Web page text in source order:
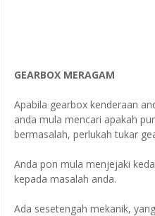
GEARBOX MERAGAM
Apabila gearbox kenderaan
anda mula mencari apakah
bermasalah, perlukah tukar
Anda pon mula menjejaki
kepada masalah anda.
Ada sesetengah mekanik,